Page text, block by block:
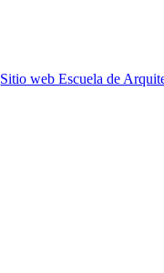
Sitio web Escuela de